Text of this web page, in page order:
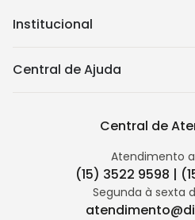
Institucional
Central de Ajuda
Central de
Atendimento
(15) 3522 9598 |
Segunda à sexta